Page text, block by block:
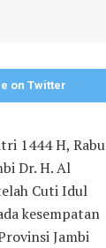
on Twitter
1444 H, Rabu
Dr. H. Al
Cuti Idul
kesempatan
Jambi